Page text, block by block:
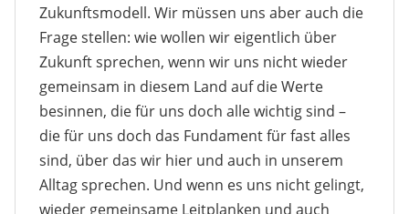
Zukunftsmodell. Wir müssen uns aber auch die
Frage stellen: wie wollen wir eigentlich über
Zukunft sprechen, wenn wir uns nicht wieder
gemeinsam in diesem Land auf die Werte
besinnen, die für uns doch alle wichtig sind –
die für uns doch das Fundament für fast alles
sind, über das wir hier und auch in unserem
Alltag sprechen. Und wenn es uns nicht gelingt,
wieder gemeinsame Leitplanken und auch